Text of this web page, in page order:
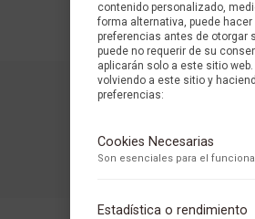
contenido personalizado,
forma alternativa, puede
preferencias antes de otorgar
puede no requerir de su
aplicarán solo a este sitio
volviendo a este sitio y
preferencias:
Cookies Necesarias
Son esenciales para el
Estadística o rendimiento